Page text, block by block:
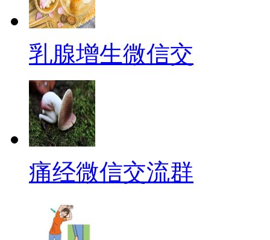
乳腺增生微信交
痛经微信交流群